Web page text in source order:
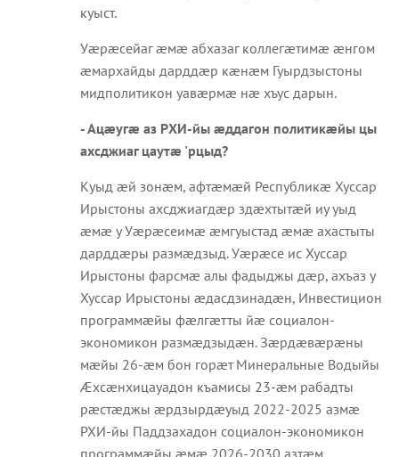
куыст.
Уæрæсейаг æмæ абхазаг коллегæтимæ æнгом
æмархайды дарддæр кæнæм Гуырдзыстоны
мидполитикон уавæрмæ нæ хъус дарын.
- Ацæугæ аз РХИ-йы æддагон политикæйы цы
ахсджиаг цаутæ 'рцыд?
Куыд æй зонæм, афтæмæй Республикæ Хуссар
Ирыстоны ахсджиагдæр здæхтытæй иу уыд
æмæ у Уæрæсеимæ æмгуыстад æмæ ахастыты
дарддæры размæдзыд. Уæрæсе ис Хуссар
Ирыстоны фарсмæ алы фадыджы дæр, ахъаз у
Хуссар Ирыстоны æдасдзинадæн, Инвестицион
программæйы фæлгæтты йæ социалон-
экономикон размæдзыдæн. Зæрдæвæрæны
мæйы 26-æм бон горæт Минеральные Водыйы
Æхсæнхицауадон къамисы 23-æм рабадты
рæстæджы æрдзырдæуыд 2022-2025 азмæ
РХИ-йы Паддзахадон социалон-экономикон
программæйы æмæ 2026-2030 азтæм